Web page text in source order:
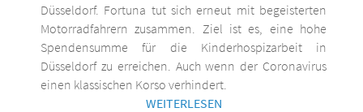
Düsseldorf. Fortuna tut sich erneut mit begeisterten
Motorradfahrern zusammen. Ziel ist es, eine hohe
Spendensumme für die Kinderhospizarbeit in
Düsseldorf zu erreichen. Auch wenn der Coronavirus
einen klassischen Korso verhindert.
WEITERLESEN